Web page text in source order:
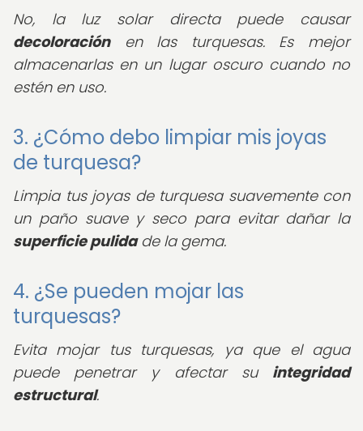
No, la luz solar directa puede causar
decoloraciónen las turquesas. Es mejor
almacenarlas en un lugar oscuro cuando no
estén en uso.
3. ¿Cómo debo limpiar mis joyas
de turquesa?
Limpia tus joyas de turquesa suavemente con
un paño suave y seco para evitar dañar la
superficie pulidade la gema.
4. ¿Se pueden mojar las
turquesas?
Evita mojar tus turquesas, ya que el agua
puede penetrar y afectar su integridad
estructural.